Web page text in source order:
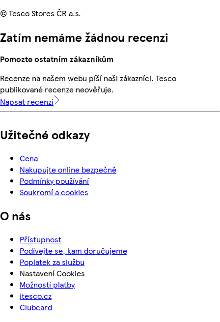
© Tesco Stores ČR a.s.
Zatím nemáme žádnou recenzi
Pomozte ostatním zákazníkům
Recenze na našem webu píší naši zákazníci. Tesco
publikované recenze neověřuje.
Napsat recenzi
Užitečné odkazy
Cena
Nakupujte online bezpečně
Podmínky používání
Soukromí a cookies
O nás
Přístupnost
Podívejte se, kam doručujeme
Poplatek za službu
Nastavení Cookies
Možnosti platby
itesco.cz
Clubcard